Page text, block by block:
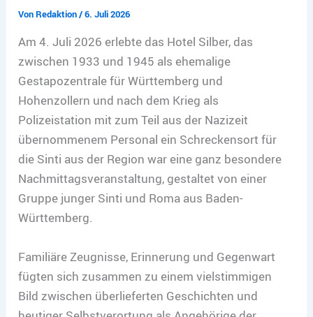
VonRedaktion/6. Juli 2026
Am 4. Juli 2026 erlebte das Hotel Silber, das
zwischen 1933 und 1945 als ehemalige
Gestapozentrale für Württemberg und
Hohenzollern und nach dem Krieg als
Polizeistation mit zum Teil aus der Nazizeit
übernommenem Personal ein Schreckensort für
die Sinti aus der Region war eine ganz besondere
Nachmittagsveranstaltung, gestaltet von einer
Gruppe junger Sinti und Roma aus Baden-
Württemberg.
Familiäre Zeugnisse, Erinnerung und Gegenwart
fügten sich zusammen zu einem vielstimmigen
Bild zwischen überlieferten Geschichten und